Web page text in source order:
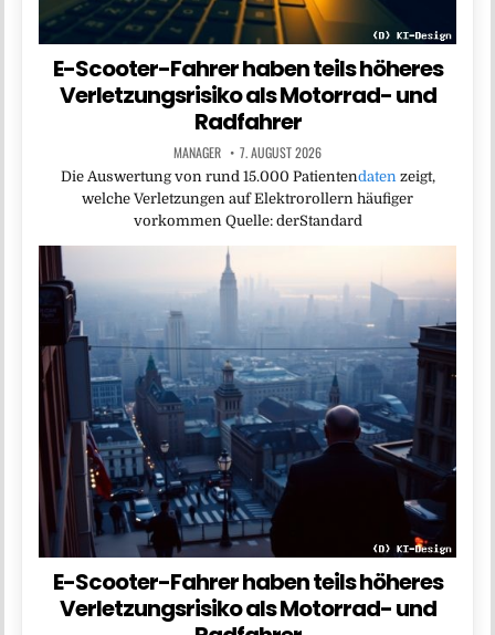
E-Scooter-Fahrer haben teils höheres
Verletzungsrisiko als Motorrad- und
Radfahrer
MANAGER 7. AUGUST 2026
Die Auswertung von rund 15.000 Patientendaten zeigt,
welche Verletzungen auf Elektrorollern häufiger
vorkommen Quelle: derStandard
E-Scooter-Fahrer haben teils höheres
Verletzungsrisiko als Motorrad- und